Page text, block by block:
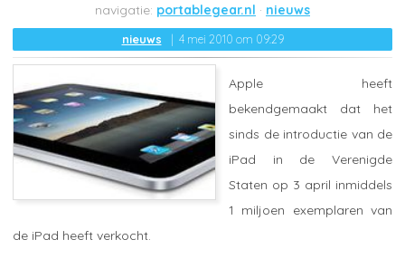
portablegear.nl nieuws
nieuws 4 mei 2010 om 09:29
Apple heeft
bekendgemaakt dat het
sinds de introductie van de
iPad in de Verenigde
Staten op 3 april inmiddels
1 miljoen exemplaren van
de iPad heeft verkocht.